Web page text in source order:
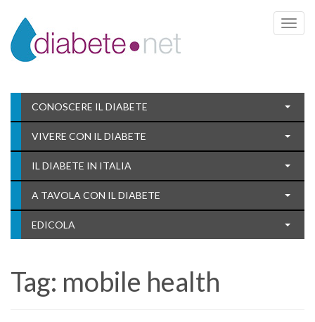
Toggle
CONOSCERE IL DIABETE
VIVERE CON IL DIABETE
IL DIABETE IN ITALIA
A TAVOLA CON IL DIABETE
EDICOLA
Tag: mobile health